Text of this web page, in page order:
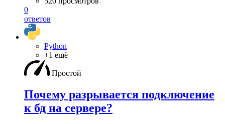
0
ответов
Python
+1 ещё
Простой
Почему разрывается подключение
к бд на сервере?